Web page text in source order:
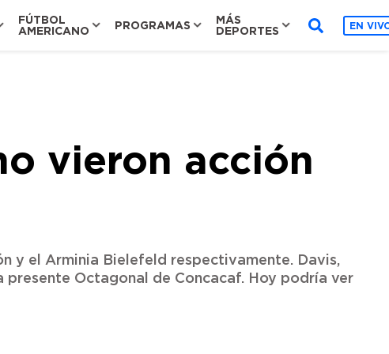
FÚTBOL
AMERICANO
PROGRAMAS
MÁS
DEPORTES
EN
vieron acción
y el Arminia Bielefeld respectivamente. Davis,
Octagonal de Concacaf. Hoy podría ver